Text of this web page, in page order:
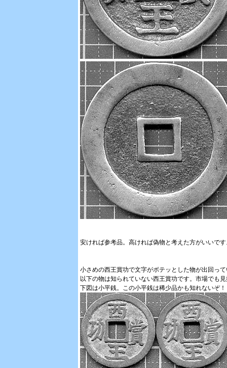
安ければ参考品。高ければ偽物と考えた方がいいで
小さめの西王賞功で文字がボテッとした物が出回っ
以下の物は知られていない西王賞功です。市場でも
下図は小平銭。この小平銭は稀少品かも知れないぞ！